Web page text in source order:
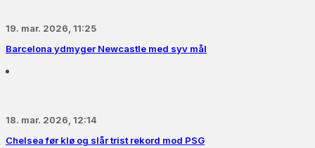
19. mar. 2026, 11:25
Barcelona ydmyger Newcastle med syv mål
18. mar. 2026, 12:14
Chelsea før klø og slår trist rekord mod PSG